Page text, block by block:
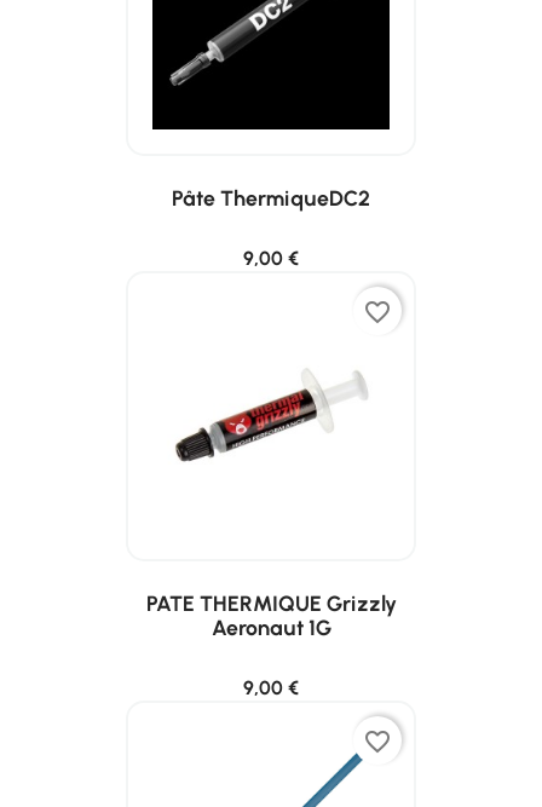
Pâte ThermiqueDC2
9,00 €
favorite_border
PATE THERMIQUE Grizzly
Aeronaut 1G
9,00 €
favorite_border